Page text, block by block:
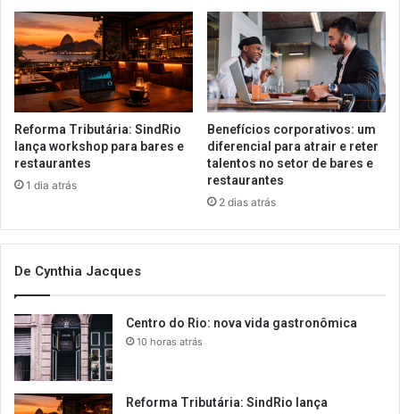
Reforma Tributária: SindRio
lança workshop para bares e
restaurantes
1 dia atrás
Benefícios corporativos: um
diferencial para atrair e reter
talentos no setor de bares e
restaurantes
2 dias atrás
De Cynthia Jacques
Centro do Rio: nova vida gastronômica
10 horas atrás
Reforma Tributária: SindRio lança